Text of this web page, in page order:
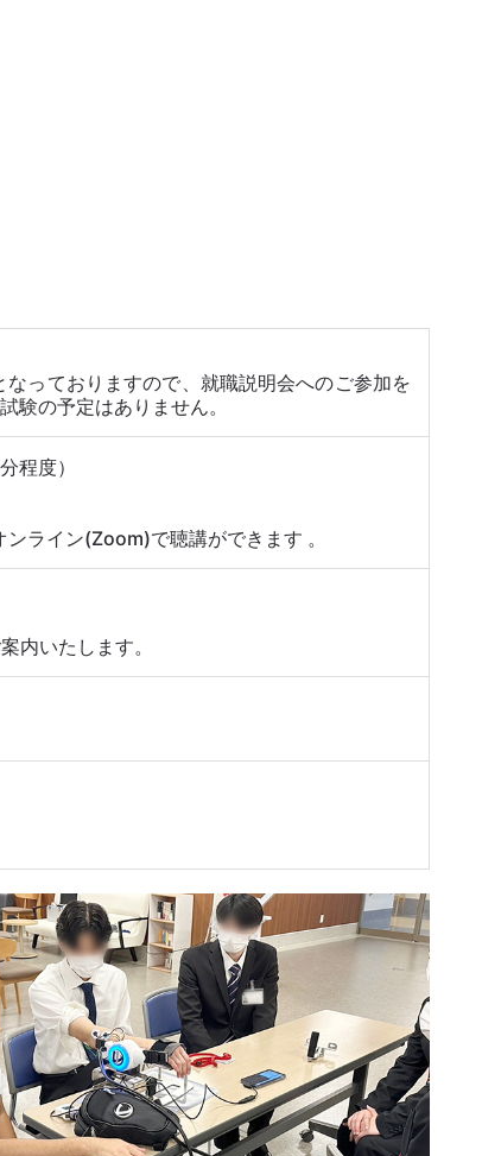
っておりますので、就職説明会へのご参加を
験の予定はありません。
程度）
ライン(Zoom)で聴講ができます 。
内いたします。